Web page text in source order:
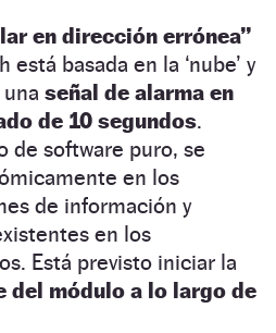
en dirección errónea”
basada en la ‘nube’ y
señal de alarma en
de 10 segundos.
de software puro, se
en los
de información y
en los
Está previsto iniciar la
del módulo a lo largo de